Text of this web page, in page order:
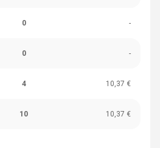
0 -
0 -
4 10,37 €
10 10,37 €